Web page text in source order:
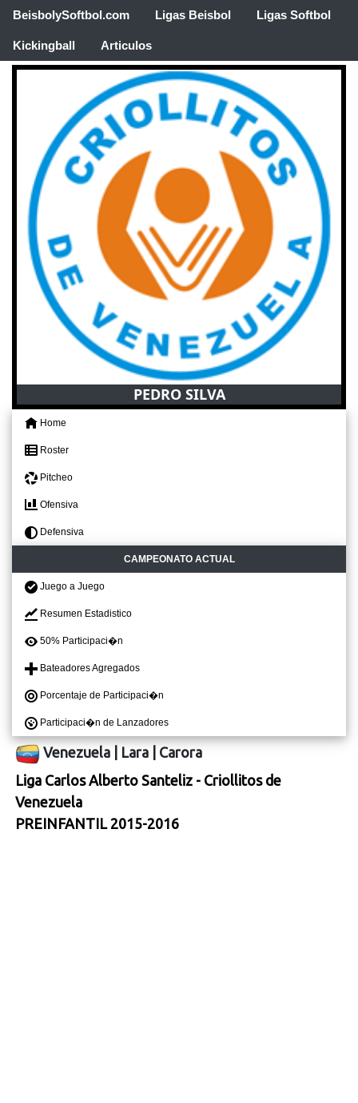
BeisbolySoftbol.com Ligas Beisbol Ligas Softbol
Kickingball Articulos
PEDRO SILVA
Home
Roster
Pitcheo
Ofensiva
Defensiva
CAMPEONATO ACTUAL
Juego a Juego
Resumen Estadistico
50% Participaci�n
Bateadores Agregados
Porcentaje de Participaci�n
Participaci�n de Lanzadores
Venezuela Lara
Carora
Liga Carlos Alberto Santeliz - Criollitos de
Venezuela
PREINFANTIL 2015-2016